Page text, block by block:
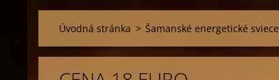
Úvodná stránka > Šamanské energetické sviece